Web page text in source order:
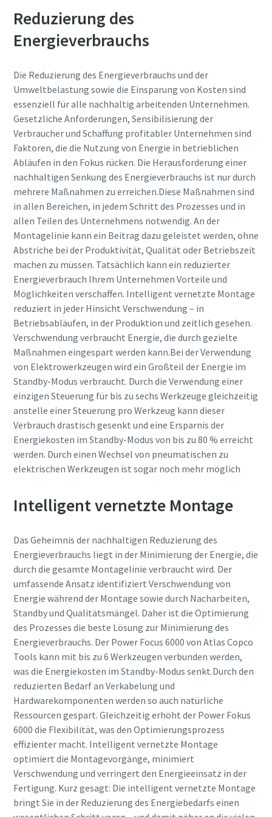
Reduzierung des
Energieverbrauchs
Die Reduzierung des Energieverbrauchs und der
Umweltbelastung sowie die Einsparung von Kosten sind
essenziell für alle nachhaltig arbeitenden Unternehmen.
Gesetzliche Anforderungen, Sensibilisierung der
Verbraucher und Schaffung profitabler Unternehmen sind
Faktoren, die die Nutzung von Energie in betrieblichen
Abläufen in den Fokus rücken. Die Herausforderung einer
nachhaltigen Senkung des Energieverbrauchs ist nur durch
mehrere Maßnahmen zu erreichen.Diese Maßnahmen sind
in allen Bereichen, in jedem Schritt des Prozesses und in
allen Teilen des Unternehmens notwendig. An der
Montagelinie kann ein Beitrag dazu geleistet werden, ohne
Abstriche bei der Produktivität, Qualität oder Betriebszeit
machen zu müssen. Tatsächlich kann ein reduzierter
Energieverbrauch Ihrem Unternehmen Vorteile und
Möglichkeiten verschaffen. Intelligent vernetzte Montage
reduziert in jeder Hinsicht Verschwendung – in
Betriebsabläufen, in der Produktion und zeitlich gesehen.
Verschwendung verbraucht Energie, die durch gezielte
Maßnahmen eingespart werden kann.Bei der Verwendung
von Elektrowerkzeugen wird ein Großteil der Energie im
Standby-Modus verbraucht. Durch die Verwendung einer
einzigen Steuerung für bis zu sechs Werkzeuge gleichzeitig
anstelle einer Steuerung pro Werkzeug kann dieser
Verbrauch drastisch gesenkt und eine Ersparnis der
Energiekosten im Standby-Modus von bis zu 80 % erreicht
werden. Durch einen Wechsel von pneumatischen zu
elektrischen Werkzeugen ist sogar noch mehr möglich
Intelligent vernetzte Montage
Das Geheimnis der nachhaltigen Reduzierung des
Energieverbrauchs liegt in der Minimierung der Energie, die
durch die gesamte Montagelinie verbraucht wird. Der
umfassende Ansatz identifiziert Verschwendung von
Energie während der Montage sowie durch Nacharbeiten,
Standby und Qualitätsmängel. Daher ist die Optimierung
des Prozesses die beste Lösung zur Minimierung des
Energieverbrauchs. Der Power Focus 6000 von Atlas Copco
Tools kann mit bis zu 6 Werkzeugen verbunden werden,
was die Energiekosten im Standby-Modus senkt.Durch den
reduzierten Bedarf an Verkabelung und
Hardwarekomponenten werden so auch natürliche
Ressourcen gespart. Gleichzeitig erhöht der Power Fokus
6000 die Flexibilität, was den Optimierungsprozess
effizienter macht. Intelligent vernetzte Montage
optimiert die Montagevorgänge, minimiert
Verschwendung und verringert den Energieeinsatz in der
Fertigung. Kurz gesagt: Die intelligent vernetzte Montage
bringt Sie in der Reduzierung des Energiebedarfs einen